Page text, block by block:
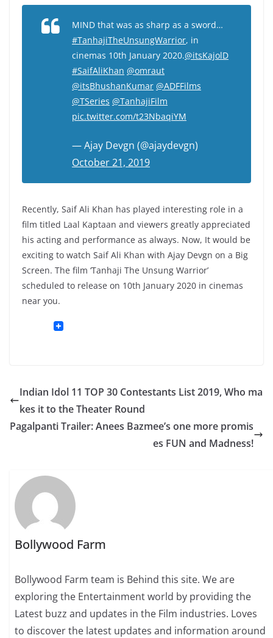
MIND that was as sharp as a sword…
#TanhajiTheUnsungWarrior, in
cinemas 10th January 2020.@itsKajolD
#SaifAliKhan @omraut
@itsBhushanKumar @ADFFilms
@TSeries @TanhajiFilm
pic.twitter.com/t23NbaqiYM
— Ajay Devgn (@ajaydevgn)
October 21, 2019
Recently, Saif Ali Khan has played interesting role in a
film titled Laal Kaptaan and viewers greatly appreciated
his acting and performance as always. Now, It would be
exciting to watch Saif Ali Khan with Ajay Devgn on a Big
Screen. The film ‘Tanhaji The Unsung Warrior’
scheduled to release on 10th January 2020 in cinemas
near you.
Indian Idol 11 TOP 30 Contestants List 2019, Who ma
kes it to the Theater Round
Pagalpanti Trailer: Anees Bazmee’s one more promis
es FUN and Madness!
Bollywood Farm
Bollywood Farm team is Behind this site. We are
exploring the Entertainment world by providing the
Latest buzz and updates in the Film industries. Loves
to discover the latest updates and information around